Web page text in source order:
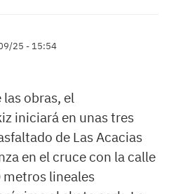
25 - 15:54
obras, el
iniciará en unas tres
de Las Acacias
en el cruce con la calle
lineales